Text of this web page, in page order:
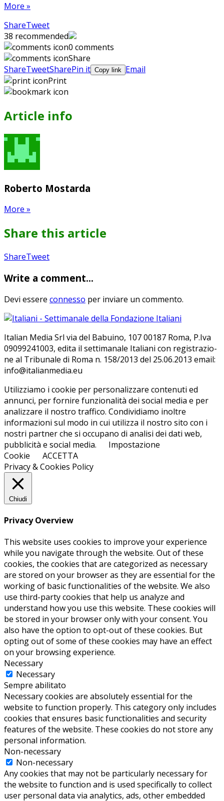
More »
ShareTweetShare
on
Google+
Pin
on
Pinterest
Send
with
WhatsApp
38 recommended
0 comments
Share
ShareTweetSharePin it Copy link Email
Print
Article info
Roberto Mostarda
More »
Share this article
ShareTweetShare
Google+
Pin
Pinterest
Send
WhatsApp
Write a comment...
Devi essere connesso per inviare un commento.
Ita­lian Me­dia Srl via del Ba­bui­no, 107 00187 Roma, P.Iva
09099241003, edi­ta il set­ti­ma­na­le Ita­lia­ni con re­gi­stra­zio­
ne al Tri­bu­na­le di Roma n. 158/​2013 del 25.06.2013 email:
info@ita­lian­me­dia.eu
Utilizziamo i cookie per personalizzare contenuti ed
annunci, per fornire funzionalità dei social media e per
analizzare il nostro traffico. Condividiamo inoltre
informazioni sul modo in cui utilizza il nostro sito con i
nostri partner che si occupano di analisi dei dati web,
pubblicità e social media.
Impostazione
Cookie
ACCETTA
Privacy & Cookies Policy
Chiudi
Privacy Overview
This website uses cookies to improve your experience
while you navigate through the website. Out of these
cookies, the cookies that are categorized as necessary
are stored on your browser as they are essential for the
working of basic functionalities of the website. We also
use third-party cookies that help us analyze and
understand how you use this website. These cookies will
be stored in your browser only with your consent. You
also have the option to opt-out of these cookies. But
opting out of some of these cookies may have an effect
on your browsing experience.
Necessary
Necessary
Sempre abilitato
Necessary cookies are absolutely essential for the
website to function properly. This category only includes
cookies that ensures basic functionalities and security
features of the website. These cookies do not store any
personal information.
Non-necessary
Non-necessary
Any cookies that may not be particularly necessary for
the website to function and is used specifically to collect
user personal data via analytics, ads, other embedded